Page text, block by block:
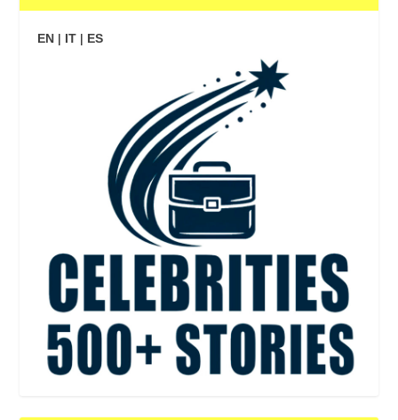
EN | IT | ES